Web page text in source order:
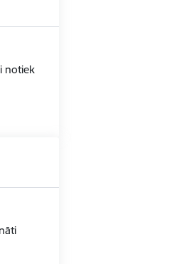
notiek